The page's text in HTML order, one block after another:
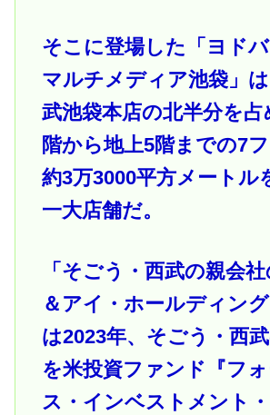
そこに登場した「ヨド
マルチメディア池袋」
武池袋本店の北半分を占
階から地上5階までの7
約3万3000平方メートル
一大店舗だ。
「そごう・西武の親会
＆アイ・ホールディング
は2023年、そごう・西
を米投資ファンド『フ
ス・インベストメント